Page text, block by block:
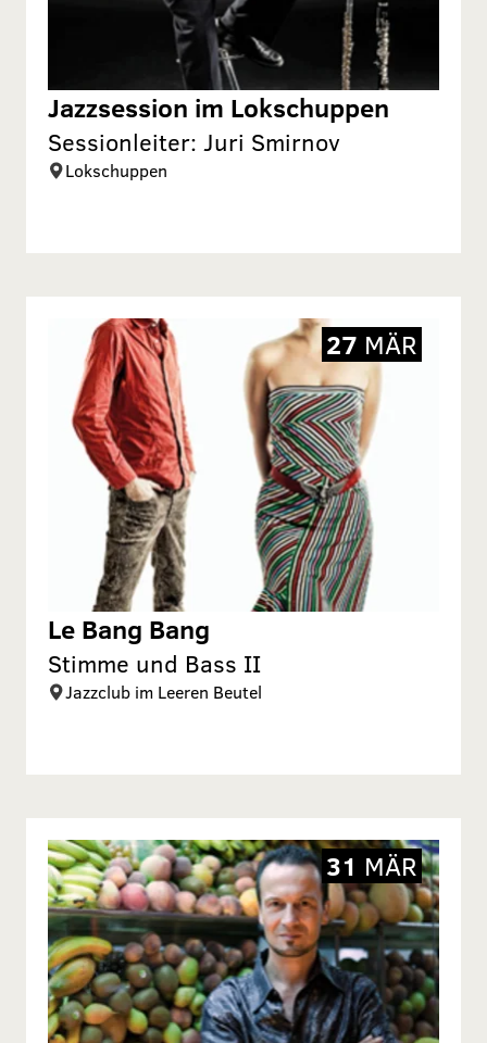
Jazzsession im Lokschuppen
Sessionleiter: Juri Smirnov
Lokschuppen
Le Bang Bang
Stimme und Bass II
Jazzclub im Leeren Beutel
27 MÄR
31 MÄR